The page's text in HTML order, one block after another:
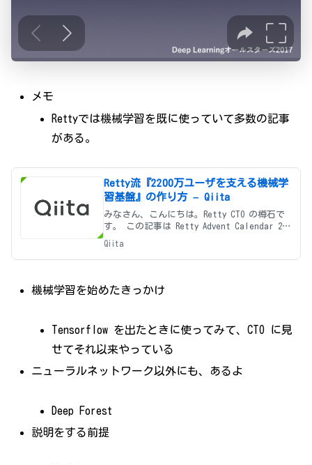
メモ
Rettyでは機械学習を既に使っていて多数の記事
がある。
Retty流『2200万ユーザを支える機械学
習基盤』の作り方 – Qiita
みなさん、こんにちは。Retty CTO の樽石で
す。 この記事は Retty Advent Calendar 25
日目です。メリークリスマス。 昨日は
み』でした。 今年も残りわずか
Qiita
機械学習を始めたきっかけ
Tensorflow を出たときに使ってみて、CTO に見
せてそれ以来やっている
ニューラルネットワーク以外にも、あるよ
Deep Forest
説明をする前提